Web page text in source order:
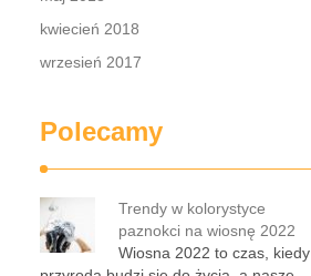
kwiecień 2018
wrzesień 2017
Polecamy
Trendy w kolorystyce
paznokci na wiosnę 2022
Wiosna 2022 to czas, kiedy